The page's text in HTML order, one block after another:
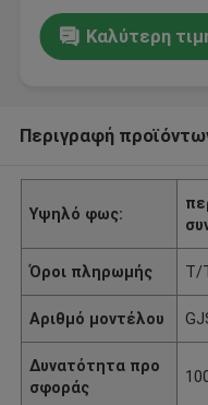
Καλύτερη
Περιγραφή
Υψηλό φως:
Όροι πληρωμής T/
Αριθμό μοντέλου
Δυνατότητα προ
σφοράς